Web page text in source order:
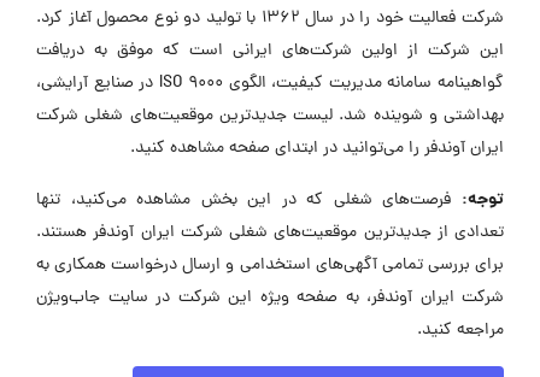
شرکت فعالیت خود را در سال ۱۳۶۲ با تولید دو نوع محصول آغاز کرد.
این شرکت از اولین شرکت‌های ایرانی است که موفق به دریافت
گواهینامه سامانه مدیریت کیفیت، الگوی ISO 9000 در صنایع آرایشی،
بهداشتی و شوینده شد. لیست جدیدترین موقعیت‌های شغلی شرکت
ایران آوندفر را می‌توانید در ابتدای صفحه مشاهده کنید.
توجه: فرصت‌های شغلی که در این بخش مشاهده می‌کنید، تنها
تعدادی از جدیدترین موقعیت‌های شغلی شرکت ایران آوندفر هستند.
برای بررسی تمامی آگهی‌های استخدامی و ارسال درخواست همکاری به
شرکت ایران آوندفر، به صفحه ویژه این شرکت در سایت جاب‌ویژن
مراجعه کنید.